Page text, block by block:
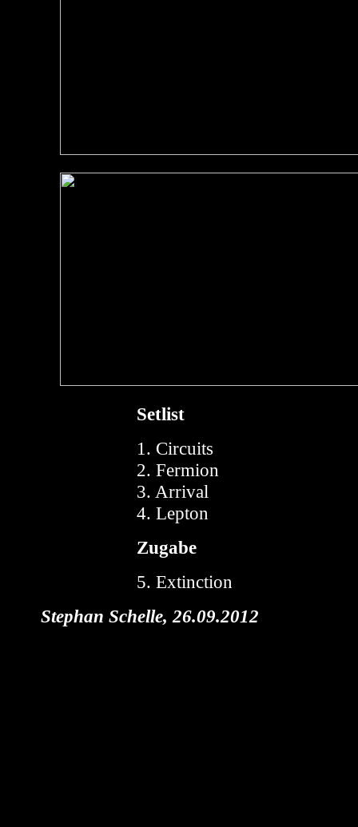
Setlist
1. Circuits
2. Fermion
3. Arrival
4. Lepton
Zugabe
5. Extinction
Stephan Schelle, 26.09.2012